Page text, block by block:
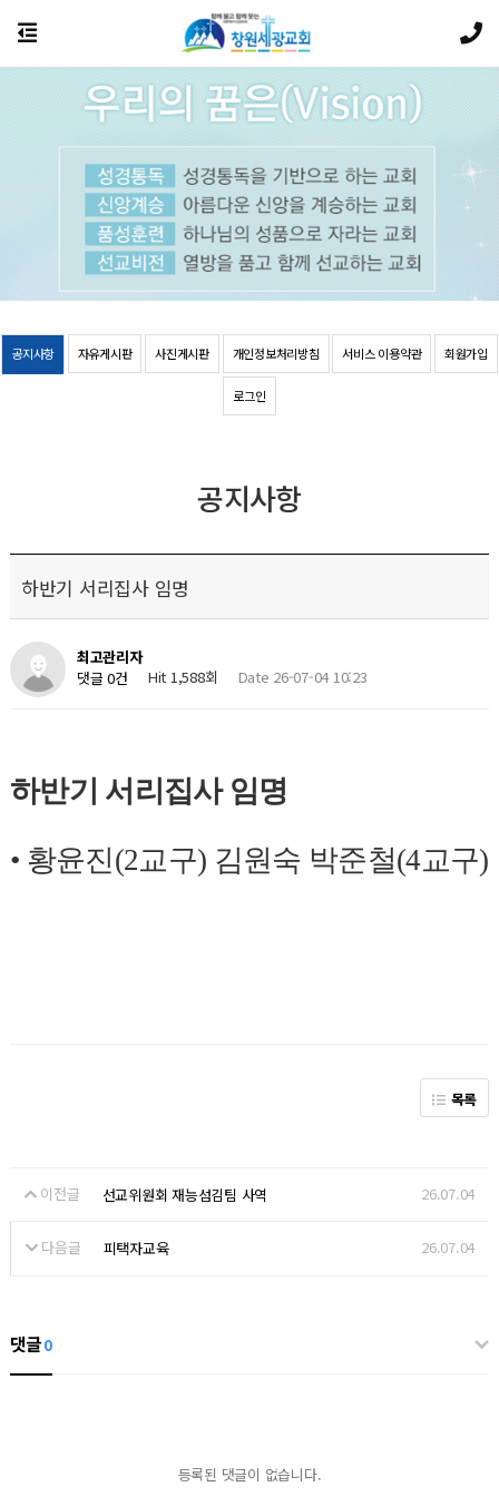
공지사항 자유게시판 사진게시판 개인정보처리방침 서비스 이용약관 회원가입
로그인
공지사항
하반기 서리집사 임명
최고관리자
댓글 0건
Hit 1,588회 Date 26-07-04 10:23
하반기 서리집사 임명
• 황윤진(2교구) 김원숙 박준철(4교구)
목록
이전글 선교위원회 재능섬김팀 사역 26.07.04
다음글 피택자교육 26.07.04
댓글0
등록된 댓글이 없습니다.